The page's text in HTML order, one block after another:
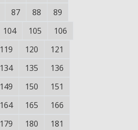
87 88
89
104 105
106
119 120
121
134 135
136
149 150
151
164 165
166
179 180
181